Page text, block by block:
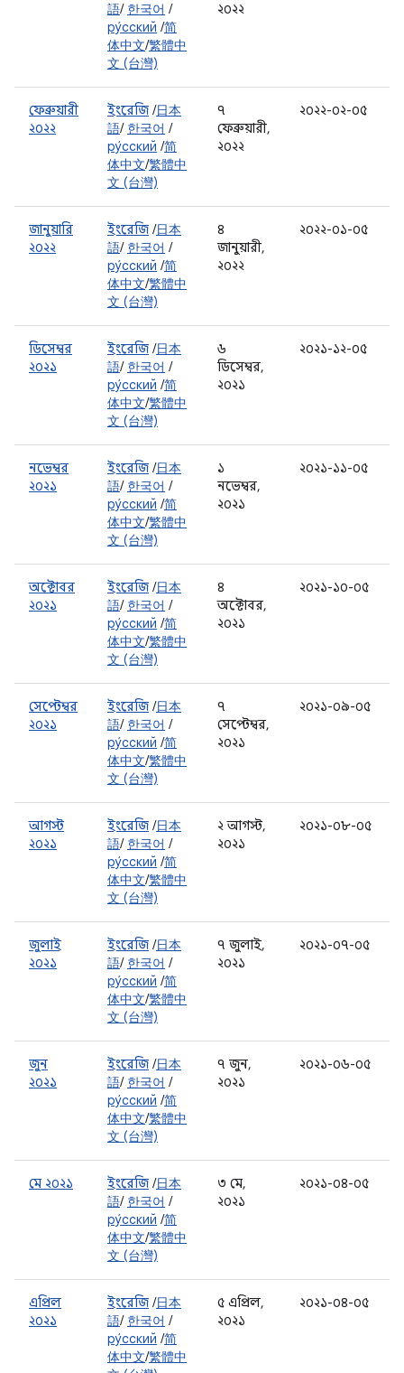
語/ 한국어 /
ру́сский /简
体中文/繁體中
文 (台灣)
২০২২
ফেব্রুয়ারী
২০২২
ইংরেজি /日本
語/ 한국어 /
ру́сский /简
体中文/繁體中
文 (台灣)
৭
ফেব্রুয়ারী,
২০২২
২০২২-০২-০৫
জানুয়ারি
২০২২
ইংরেজি /日本
語/ 한국어 /
ру́сский /简
体中文/繁體中
文 (台灣)
৪
জানুয়ারী,
২০২২
২০২২-০১-০৫
ডিসেম্বর
২০২১
ইংরেজি /日本
語/ 한국어 /
ру́сский /简
体中文/繁體中
文 (台灣)
৬
ডিসেম্বর,
২০২১
২০২১-১২-০৫
নভেম্বর
২০২১
ইংরেজি /日本
語/ 한국어 /
ру́сский /简
体中文/繁體中
文 (台灣)
১
নভেম্বর,
২০২১
২০২১-১১-০৫
অক্টোবর
২০২১
ইংরেজি /日本
語/ 한국어 /
ру́сский /简
体中文/繁體中
文 (台灣)
৪
অক্টোবর,
২০২১
২০২১-১০-০৫
সেপ্টেম্বর
২০২১
ইংরেজি /日本
語/ 한국어 /
ру́сский /简
体中文/繁體中
文 (台灣)
৭
সেপ্টেম্বর,
২০২১
২০২১-০৯-০৫
আগস্ট
২০২১
ইংরেজি /日本
語/ 한국어 /
ру́сский /简
体中文/繁體中
文 (台灣)
২ আগস্ট,
২০২১
২০২১-০৮-০৫
জুলাই
২০২১
ইংরেজি /日本
語/ 한국어 /
ру́сский /简
体中文/繁體中
文 (台灣)
৭ জুলাই,
২০২১
২০২১-০৭-০৫
জুন
২০২১
ইংরেজি /日本
語/ 한국어 /
ру́сский /简
体中文/繁體中
文 (台灣)
৭ জুন,
২০২১
২০২১-০৬-০৫
মে ২০২১ ইংরেজি /日本
語/ 한국어 /
ру́сский /简
体中文/繁體中
文 (台灣)
৩ মে,
২০২১
২০২১-০৪-০৫
এপ্রিল
২০২১
ইংরেজি /日本
語/ 한국어 /
ру́сский /简
体中文/繁體中
৫ এপ্রিল,
২০২১
২০২১-০৪-০৫